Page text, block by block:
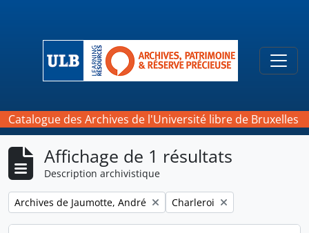
Catalogue des Archives de l'Université libre de Bruxelles
Affichage de 1 résultats
Description archivistique
Remove filter:
Archives de Jaumotte, André Remove filter:
Charleroi